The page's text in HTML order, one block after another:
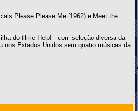
Please Please Me (1962) e Meet the
do filme Help! - com seleção diversa da
nos Estados Unidos sem quatro músicas da